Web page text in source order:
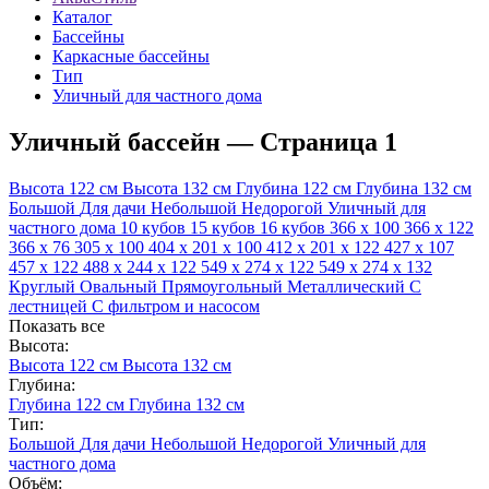
Каталог
Бассейны
Каркасные бассейны
Тип
Уличный для частного дома
Уличный бассейн — Страница 1
Высота 122 см Высота 132 см Глубина 122 см Глубина 132 см
Большой Для дачи Небольшой Недорогой Уличный для
частного дома 10 кубов 15 кубов 16 кубов 366 x 100 366 x 122
366 x 76 305 x 100 404 х 201 х 100 412 x 201 x 122 427 х 107
457 x 122 488 x 244 x 122 549 x 274 x 122 549 х 274 x 132
Круглый Овальный Прямоугольный Металлический С
лестницей С фильтром и насосом
Показать все
Высота:
Высота 122 см Высота 132 см
Глубина:
Глубина 122 см Глубина 132 см
Тип:
Большой Для дачи Небольшой Недорогой Уличный для
частного дома
Объём: